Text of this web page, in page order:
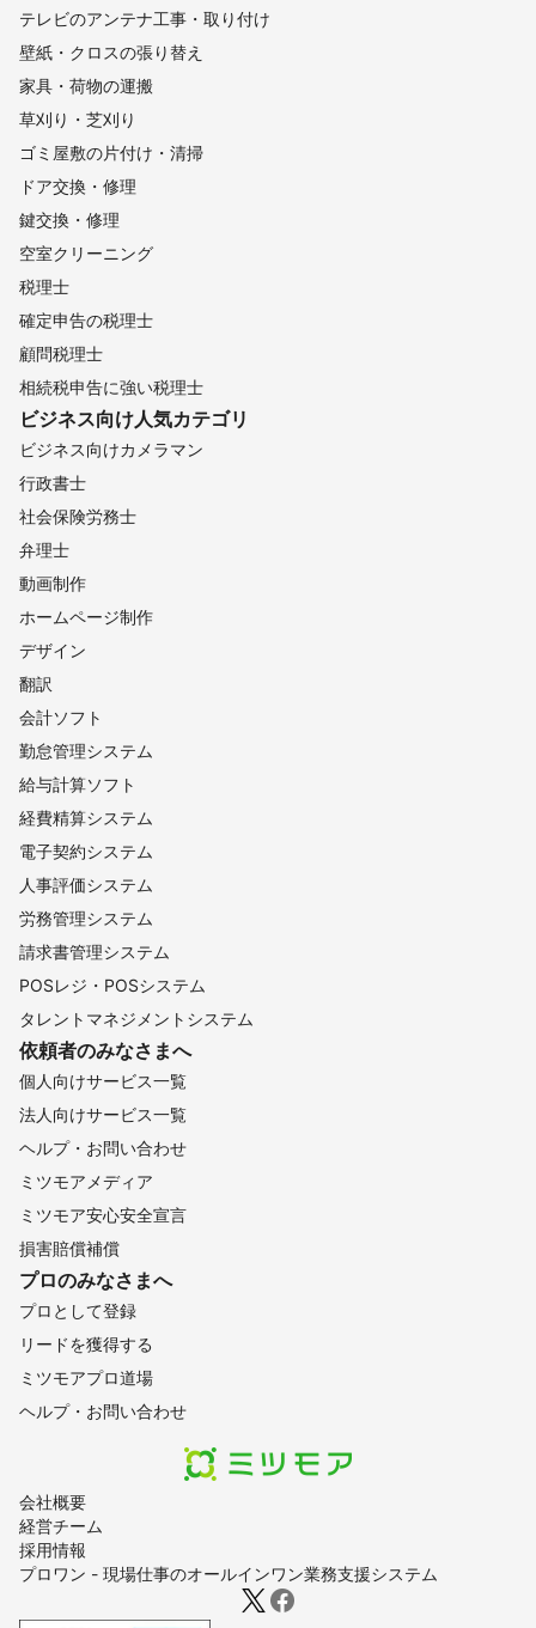
会社概要
経営チーム
採用情報
プロワン - 現場仕事のオールインワン業務支援システム
テレビのアンテナ工事・取り付け
壁紙・クロスの張り替え
家具・荷物の運搬
草刈り・芝刈り
ゴミ屋敷の片付け・清掃
ドア交換・修理
鍵交換・修理
空室クリーニング
税理士
確定申告の税理士
顧問税理士
相続税申告に強い税理士
ビジネス向け人気カテゴリ
ビジネス向けカメラマン
行政書士
社会保険労務士
弁理士
動画制作
ホームページ制作
デザイン
翻訳
会計ソフト
勤怠管理システム
給与計算ソフト
経費精算システム
電子契約システム
人事評価システム
労務管理システム
請求書管理システム
POSレジ・POSシステム
タレントマネジメントシステム
依頼者のみなさまへ
個人向けサービス一覧
法人向けサービス一覧
ヘルプ・お問い合わせ
ミツモアメディア
ミツモア安心安全宣言
損害賠償補償
プロのみなさまへ
プロとして登録
リードを獲得する
ミツモアプロ道場
ヘルプ・お問い合わせ